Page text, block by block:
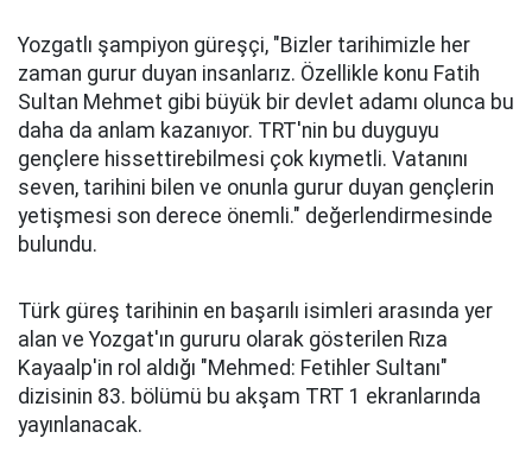
Yozgatlı şampiyon güreşçi, "Bizler tarihimizle her
zaman gurur duyan insanlarız. Özellikle konu Fatih
Sultan Mehmet gibi büyük bir devlet adamı olunca bu
daha da anlam kazanıyor. TRT'nin bu duyguyu
gençlere hissettirebilmesi çok kıymetli. Vatanını
seven, tarihini bilen ve onunla gurur duyan gençlerin
yetişmesi son derece önemli." değerlendirmesinde
bulundu.
Türk güreş tarihinin en başarılı isimleri arasında yer
alan ve Yozgat'ın gururu olarak gösterilen Rıza
Kayaalp'in rol aldığı "Mehmed: Fetihler Sultanı"
dizisinin 83. bölümü bu akşam TRT 1 ekranlarında
yayınlanacak.